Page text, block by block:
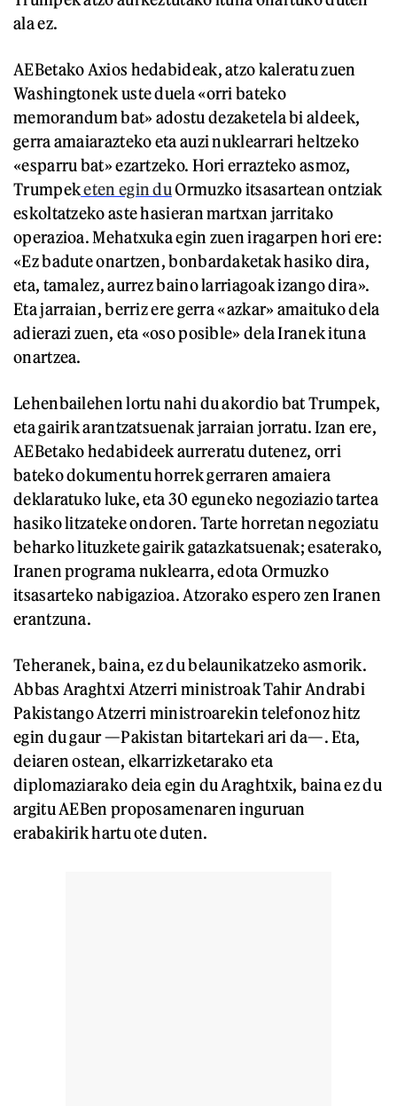
ala ez.
AEBetako Axios hedabideak, atzo kaleratu zuen
Washingtonek uste duela «orri bateko
memorandum bat» adostu dezaketela bi aldeek,
gerra amaiarazteko eta auzi nuklearrari heltzeko
«esparru bat» ezartzeko. Hori errazteko asmoz,
Trumpeketen egin duOrmuzko itsasartean ontziak
eskoltatzeko aste hasieran martxan jarritako
operazioa. Mehatxuka egin zuen iragarpen hori ere:
«Ez badute onartzen, bonbardaketak hasiko dira,
eta, tamalez, aurrez baino larriagoak izango dira».
Eta jarraian, berriz ere gerra «azkar» amaituko dela
adierazi zuen, eta «oso posible» dela Iranek ituna
onartzea.
Lehenbailehen lortu nahi du akordio bat Trumpek,
eta gairik arantzatsuenak jarraian jorratu. Izan ere,
AEBetako hedabideek aurreratu dutenez, orri
bateko dokumentu horrek gerraren amaiera
deklaratuko luke, eta 30 eguneko negoziazio tartea
hasiko litzateke ondoren. Tarte horretan negoziatu
beharko lituzkete gairik gatazkatsuenak; esaterako,
Iranen programa nuklearra, edota Ormuzko
itsasarteko nabigazioa. Atzorako espero zen Iranen
erantzuna.
Teheranek, baina, ez du belaunikatzeko asmorik.
Abbas Araghtxi Atzerri ministroak Tahir Andrabi
Pakistango Atzerri ministroarekin telefonoz hitz
egin du gaur —Pakistan bitartekari ari da—. Eta,
deiaren ostean, elkarrizketarako eta
diplomaziarako deia egin du Araghtxik, baina ez du
argitu AEBen proposamenaren inguruan
erabakirik hartu ote duten.